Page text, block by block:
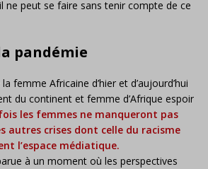
ne peut se faire sans tenir compte de ce
pandémie
femme Africaine d’hier et d’aujourd’hui
du continent et femme d’Afrique espoir
les femmes ne manqueront pas
autres crises dont celle du racisme
l’espace médiatique.
à un moment où les perspectives